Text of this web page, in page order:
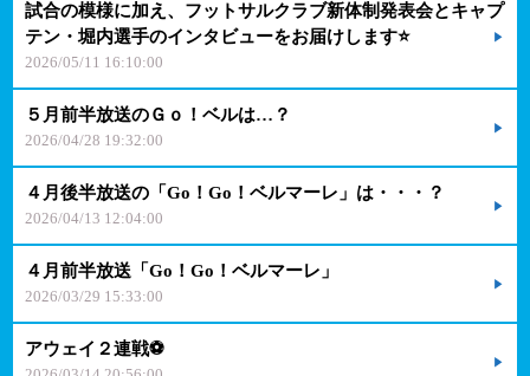
試合の模様に加え、フットサルクラブ新体制発表会とキャプ
テン・堀内選手のインタビューをお届けします⭐
2026/05/11 16:10:00
５月前半放送のＧｏ！ベルは…？
2026/04/28 19:32:00
４月後半放送の「Go！Go！ベルマーレ」は・・・？
2026/04/13 12:04:00
４月前半放送「Go！Go！ベルマーレ」
2026/03/29 15:33:00
アウェイ２連戦⚽